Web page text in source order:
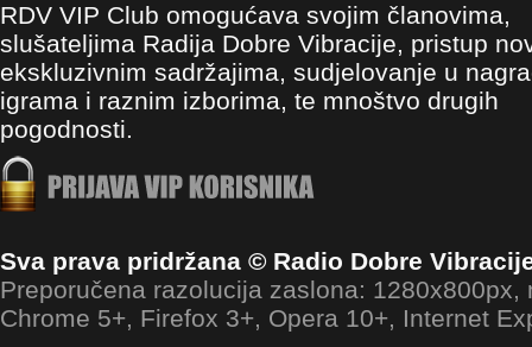
RDV VIP Club omogućava svojim članovima,
slušateljima Radija Dobre Vibracije, pristup
ekskluzivnim sadržajima, sudjelovanje u
igrama i raznim izborima, te mnoštvo drugih
pogodnosti.
Sva prava pridržana © Radio Dobre
Preporučena razolucija zaslona: 1280x800px,
Chrome 5+, Firefox 3+, Opera 10+, Internet